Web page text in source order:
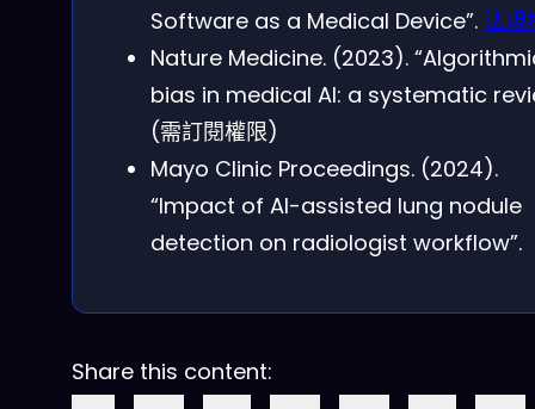
Software as a Medical Device”. 法規
Nature Medicine. (2023).
bias in medical AI: a systematic
(需訂閱權限)
Mayo Clinic Proceedings. (2024).
“Impact of AI-assisted lung nodule
detection on radiologist workflow”.
Share this content: